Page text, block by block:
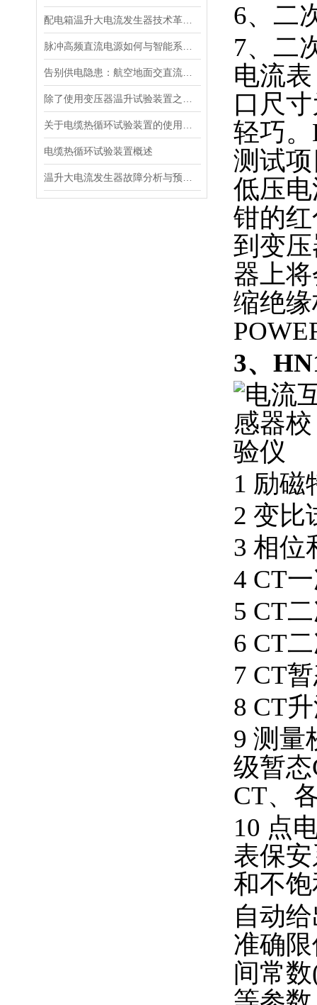
电缆热循环试验装置概述
6、二
7、二
电流
口尺
轻巧
测试
低压
钳的
到变
器上
缩绝
3、
1 励磁
2 变比
3 相位
4 CT
5 CT
6 CT
7 CT
8 CT
9 测量
级暂
CT、
10 点
表保
和不
自动
准确
间常